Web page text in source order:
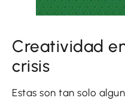
Creatividad
crisis
Estas son tan solo